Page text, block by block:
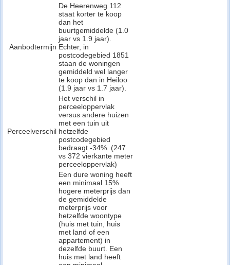
Aanbodtermijn
De Heerenweg 112
staat korter te koop
dan het
buurtgemiddelde (1.0
jaar vs 1.9 jaar).
Echter, in
postcodegebied 1851
staan de woningen
gemiddeld wel langer
te koop dan in Heiloo
(1.9 jaar vs 1.7 jaar).
Perceelverschil
Het verschil in
perceeloppervlak
versus andere huizen
met een tuin uit
hetzelfde
postcodegebied
bedraagt -34%. (247
vs 372 vierkante meter
perceeloppervlak)
Een dure woning heeft
een minimaal 15%
hogere meterprijs dan
de gemiddelde
meterprijs voor
hetzelfde woontype
(huis met tuin, huis
met land of een
appartement) in
dezelfde buurt. Een
huis met land heeft